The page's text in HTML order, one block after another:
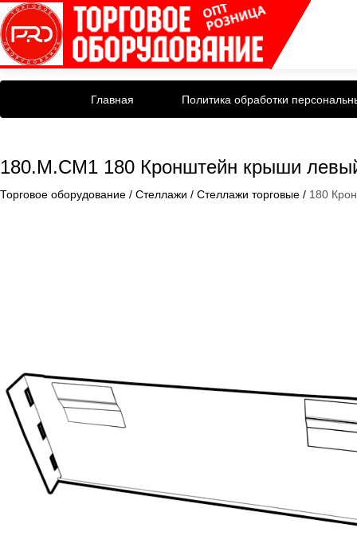
Главная Политика обработки
180.М.СМ1 180 Кронштейн крыши
Торговое оборудование / Стеллажи / Стеллажи торговые / 180